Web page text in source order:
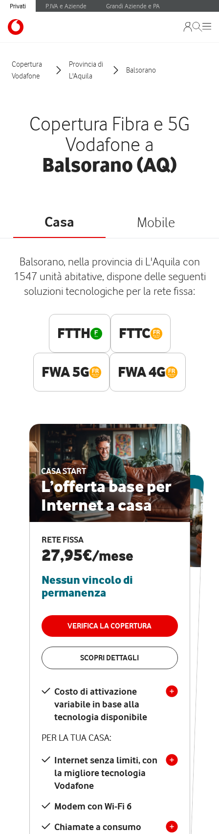
Privati P.IVA e Aziende Grandi Aziende e PA
Copertura
Vodafone
Provincia di
L'Aquila
Balsorano
Copertura Fibra e 5G
Vodafone a
Balsorano (AQ)
Casa Mobile
Balsorano, nella provincia di L'Aquila con
1547 unità abitative, dispone delle seguenti
soluzioni tecnologiche per la rete fissa:
FTTH FTTC
FWA 5G FWA 4G
CASA START
L’offerta base per
Internet a casa
RETE FISSA
27,95€/mese
Nessun vincolo di
permanenza
VERIFICA LA COPERTURA
SCOPRI DETTAGLI
Costo di attivazione
variabile in base alla
tecnologia disponibile
PER LA TUA CASA:
Internet senza limiti, con
la migliore tecnologia
Vodafone
Modem con Wi-Fi 6
Chiamate a consumo
ESCLUSIVA ONLINE
CASA PRO
Internet veloce e
vantaggi speciali
RETE FISSA + VODAFONE CLUB
29,95€
permanenza
VERIFICA LA COPERTURA
Costo di attivazione
variabile in base alla
tecnologia disponibile
PER LA TUA CASA:
Internet senza limiti, con
la migliore tecnologia
Vodafone
Modem Seven con Wi-Fi 7
Chiamate illimitate verso
numeri fissi e mobili
nazionali